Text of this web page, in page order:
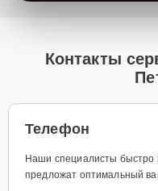
Контакты
Телефон
Наши специалисты быстро
предложат оптимальный